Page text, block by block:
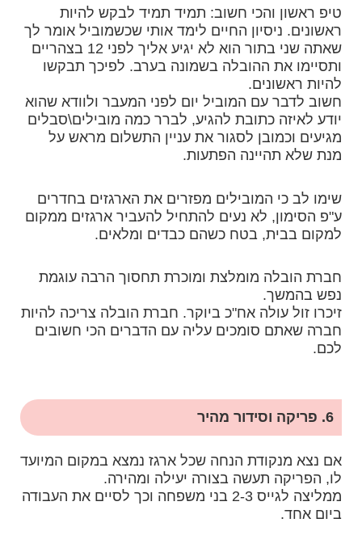
טיפ ראשון והכי חשוב: תמיד תמיד לבקש להיות
ראשונים. ניסיון החיים לימד אותי שכשמוביל אומר לך
שאתה שני בתור הוא לא יגיע אליך לפני 12 בצהריים
ותסיימו את ההובלה בשמונה בערב. לפיכך תבקשו
להיות ראשונים.
חשוב לדבר עם המוביל יום לפני המעבר ולוודא שהוא
יודע לאיזה כתובת להגיע, לברר כמה מובילים\סבלים
מגיעים וכמובן לסגור את עניין התשלום מראש על
מנת שלא תהיינה הפתעות.
שימו לב כי המובילים מפזרים את הארגזים בחדרים
ע"פ הסימון, לא נעים להתחיל להעביר ארגזים ממקום
למקום בבית, בטח כשהם כבדים ומלאים.
חברת הובלה מומלצת ומוכרת תחסוך הרבה עוגמת
נפש בהמשך.
זיכרו זול עולה אח"כ ביוקר. חברת הובלה צריכה להיות
חברה שאתם סומכים עליה עם הדברים הכי חשובים
לכם.
6. פריקה וסידור מהיר
אם נצא מנקודת הנחה שכל ארגז נמצא במקום המיועד
לו, הפריקה תעשה בצורה יעילה ומהירה.
ממליצה לגייס 2-3 בני משפחה וכך לסיים את העבודה
ביום אחד.